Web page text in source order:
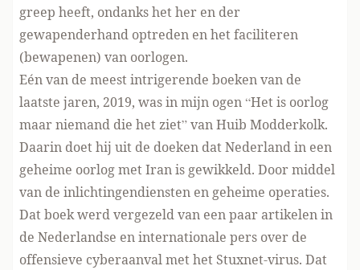
greep heeft, ondanks het her en der
gewapenderhand optreden en het faciliteren
(bewapenen) van oorlogen.
Eén van de meest intrigerende boeken van de
laatste jaren, 2019, was in mijn ogen “Het is oorlog
maar niemand die het ziet” van Huib Modderkolk.
Daarin doet hij uit de doeken dat Nederland in een
geheime oorlog met Iran is gewikkeld. Door middel
van de inlichtingendiensten en geheime operaties.
Dat boek werd vergezeld van een paar artikelen in
de Nederlandse en internationale pers over de
offensieve cyberaanval met het Stuxnet-virus. Dat